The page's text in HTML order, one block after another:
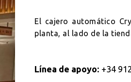
El cajero automático
planta, al lado de la
Línea de apoyo: +34